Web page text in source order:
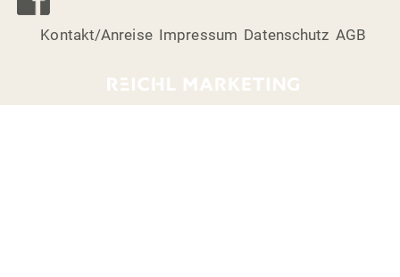
Kontakt/Anreise Impressum Datenschutz AGB